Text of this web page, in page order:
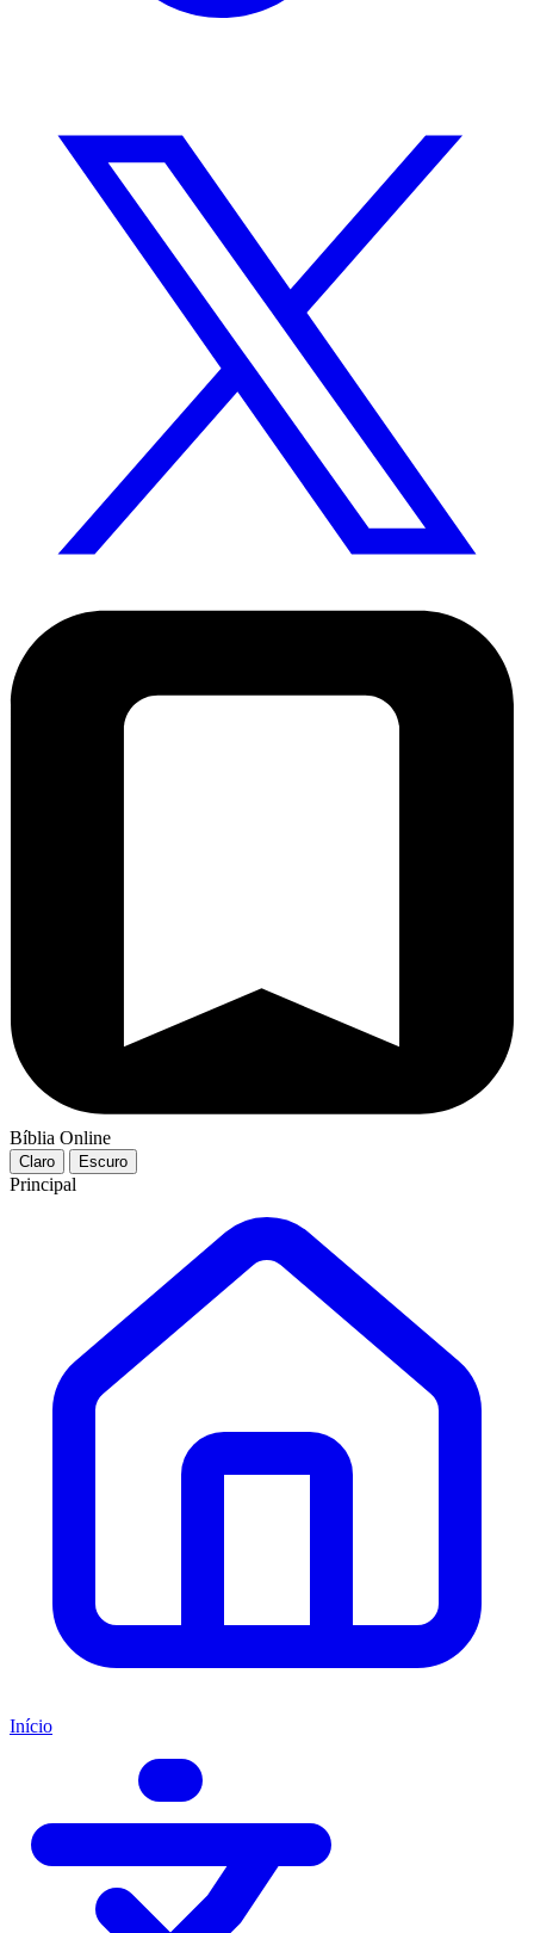
Bíblia Online
Claro Escuro
Principal
Início